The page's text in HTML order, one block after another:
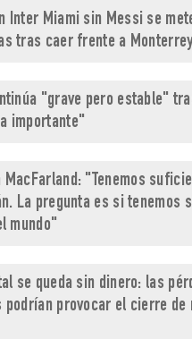
Inter Miami sin Messi se
tras caer frente a
"grave pero estable"
importante"
MacFarland: "Tenemos
La pregunta es si tenemos
mundo"
se queda sin dinero: las
podrían provocar el cierre de